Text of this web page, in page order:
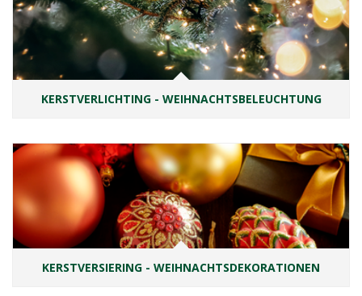
KERSTVERLICHTING - WEIHNACHTSBELEUCHTUNG
KERSTVERSIERING - WEIHNACHTSDEKORATIONEN